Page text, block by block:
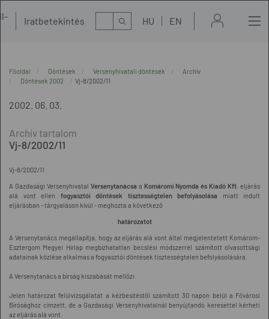
Iratbetekintés Kereső HU EN
Főoldal Döntések Versenyhivatali döntések
Archív
Döntések 2002
Vj-8/2002/11
2002. 06. 03.
Vj-8/2002/11
Vj-8/2002/11
A Gazdasági Versenyhivatal Versenytanácsa a Komáromi Nyomda és Kiadó Kft. eljárás
alá vont ellen fogyasztói döntések tisztességtelen befolyásolása miatt indult
eljárásban - tárgyaláson kívül - meghozta a következő
határozatot
A Versenytanács megállapítja, hogy az eljárás alá vont által megjelentetett Komárom-
Esztergom Megyei Hírlap megbízhatatlan becslési módszerrel számított olvasottsági
adatainak közlése alkalmas a fogyasztói döntések tisztességtelen befolyásolására.
A Versenytanács a bírság kiszabását mellőzi.
Jelen határozat felülvizsgálatát a kézbesítéstől számított 30 napon belül a Fővárosi
Bírósághoz címzett, de a Gazdasági Versenyhivatalnál benyújtandó keresettel kérheti
az eljárás alá vont.